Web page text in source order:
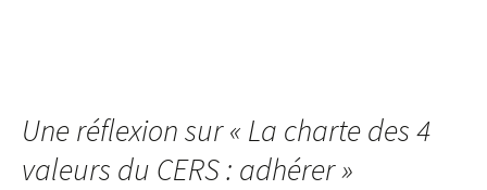
Une réflexion sur « La charte des 4
valeurs du CERS : adhérer»